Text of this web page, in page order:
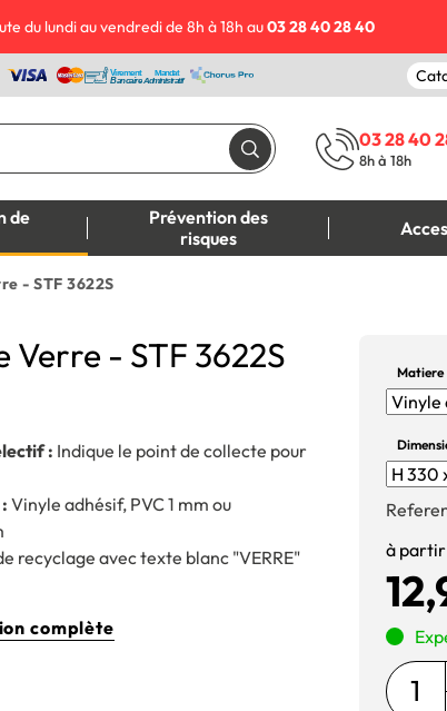
du lundi au vendredi de 8h à 18h au03 28 40 28 40
03 28 40
8h à 18h
de
Prévention des
risques
- STF 3622S
Verre - STF 3622S
: Indique le point de collecte pour
Vinyle adhésif, PVC 1 mm ou
recyclage avec texte blanc "VERRE"
complète
Matiere
à partir